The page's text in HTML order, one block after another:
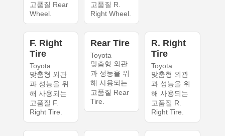
고품질 Rear
Wheel.
고품질 R.
Right Wheel.
F. Right
Tire
Toyota
맞춤형 외관
과 성능을 위
해 사용되는
고품질 F.
Right Tire.
Rear Tire
Toyota
맞춤형 외관
과 성능을 위
해 사용되는
고품질 Rear
Tire.
R. Right
Tire
Toyota
맞춤형 외관
과 성능을 위
해 사용되는
고품질 R.
Right Tire.